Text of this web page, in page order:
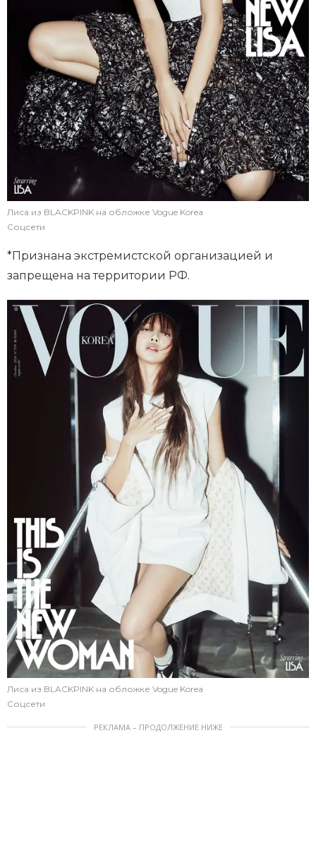
Лиса из BLACKPINK на обложке Vogue Korea
Соцсети
*Признана экстремистской организацией и
запрещена на территории РФ.
Лиса из BLACKPINK на обложке Vogue Korea
Соцсети
РЕКЛАМА – ПРОДОЛЖЕНИЕ НИЖЕ